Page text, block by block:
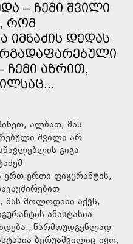
– ᲩᲔᲛᲘ ᲨᲕᲘᲚᲘ
ᲠᲝᲛ
ᲘᲛᲜᲐᲫᲘᲡ ᲓᲔᲓᲐᲡ
ᲩᲔᲛᲘ ᲐᲖᲠᲘᲗ,
შვილი არ
გიგა
ერთ-ერთი ფიგურანტის,
მას მოლოდინი აქვს,
ანასტასია
ბერუაშვილიც იყო,